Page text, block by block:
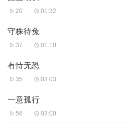
20 01:32
守株待兔
37 01:10
有恃无恐
35 03:03
一意孤行
56 03:00